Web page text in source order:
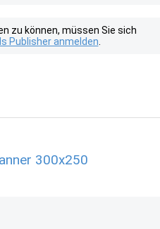
zu können, müssen Sie sich
Publisher anmelden
300x250